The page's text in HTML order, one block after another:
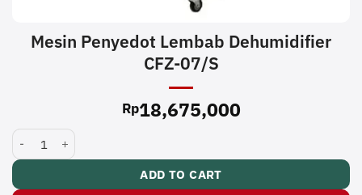
Mesin Penyedot Lembab Dehumidifier
CFZ-07/S
Rp18,675,000
Mesin Penyedot Lembab Dehumidifier CFZ-07/S quantity
ADD TO CART